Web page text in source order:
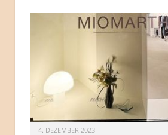
4. DEZEMBER 2023